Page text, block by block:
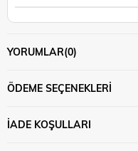
YORUMLAR(0)
ÖDEME SEÇENEKLERI
İADE KOŞULLARI